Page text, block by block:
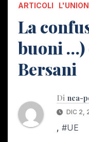
ARTICOLI
La
buoni …)
Bersani
Di nea-
DIC 2,
, #UE